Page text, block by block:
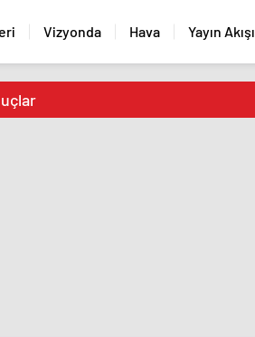
Vizyonda Hava Yayın Akışı